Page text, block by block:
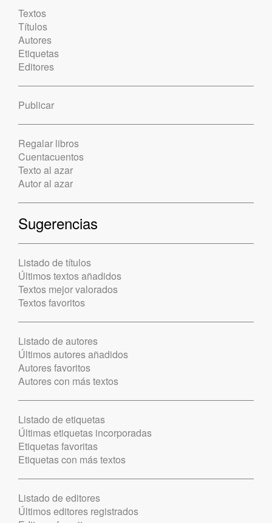
Textos
Títulos
Autores
Etiquetas
Editores
Publicar
Regalar libros
Cuentacuentos
Texto al azar
Autor al azar
Sugerencias
Listado de títulos
Últimos textos añadidos
Textos mejor valorados
Textos favoritos
Listado de autores
Últimos autores añadidos
Autores favoritos
Autores con más textos
Listado de etiquetas
Últimas etiquetas incorporadas
Etiquetas favoritas
Etiquetas con más textos
Listado de editores
Últimos editores registrados